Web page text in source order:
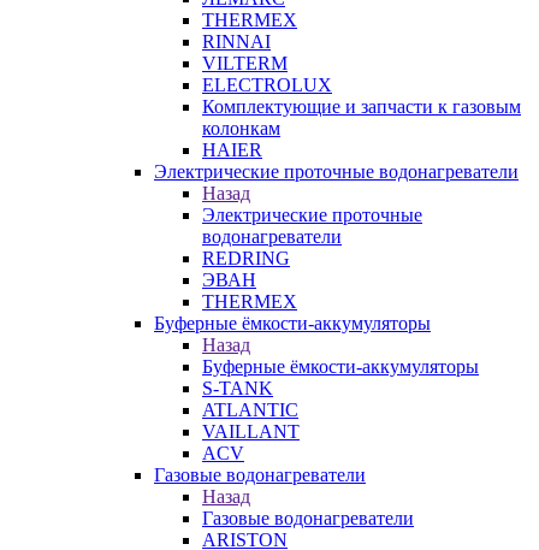
THERMEX
RINNAI
VILTERM
ELECTROLUX
Комплектующие и запчасти к газовым
колонкам
HAIER
Электрические проточные водонагреватели
Назад
Электрические проточные
водонагреватели
REDRING
ЭВАН
THERMEX
Буферные ёмкости-аккумуляторы
Назад
Буферные ёмкости-аккумуляторы
S-TANK
ATLANTIC
VAILLANT
ACV
Газовые водонагреватели
Назад
Газовые водонагреватели
ARISTON